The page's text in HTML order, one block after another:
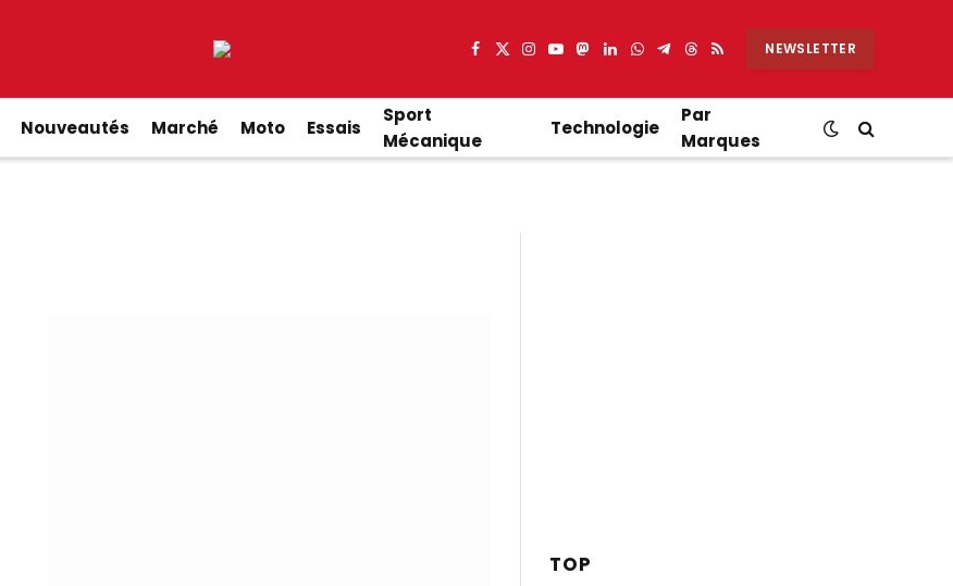
Facebook
X
Instagram
YouTube
Mastodon
LinkedIn
WhatsApp
Partager
Telegram
Threads
RSS NEWSLETTER
Nouveautés Marché Moto Essais
Sport
Mécanique
Technologie
Par
Marques
TOP